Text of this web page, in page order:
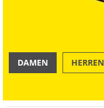
DAMEN HERREN